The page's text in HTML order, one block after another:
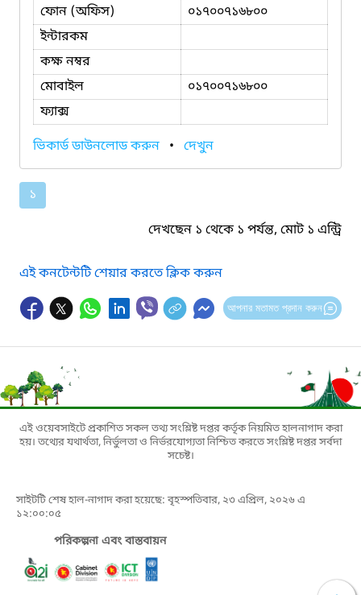
ফোন (অফিস)
০১৭০০৭১৬৮০০
ইন্টারকম
কক্ষ নম্বর
মোবাইল
০১৭০০৭১৬৮০০
ফ্যাক্স
ভিকার্ড ডাউনলোড করুন • দেখুন
১
দেখছেন ১ থেকে ১ পর্যন্ত, মোট ১ এন্ট্রি
এই কনটেন্টটি শেয়ার করতে ক্লিক করুন
আপনার মতামত প্রদান করুন
এই ওয়েবসাইটে প্রকাশিত সকল তথ্য সংশ্লিষ্ট দপ্তর কর্তৃক নিয়মিত হালনাগাদ করা
হয়। তথ্যের যথার্থতা, নির্ভুলতা ও নির্ভরযোগ্যতা নিশ্চিত করতে সংশ্লিষ্ট দপ্তর সর্বদা
সচেষ্ট।
সাইটটি শেষ হাল-নাগাদ করা হয়েছে: বৃহস্পতিবার, ২৩ এপ্রিল, ২০২৬ এ
১২:০০:০৫
পরিকল্পনা এবং বাস্তবায়ন